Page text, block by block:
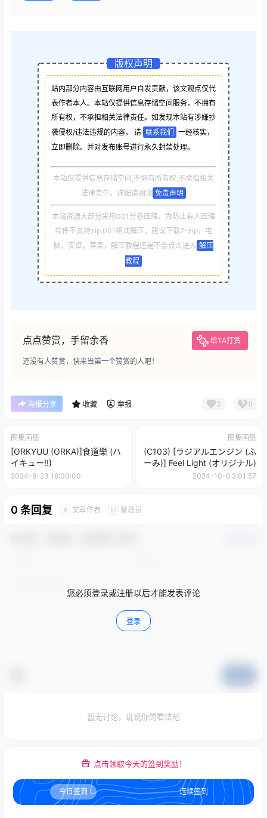
版权声明
站内部分内容由互联网用户自发贡献，该文观点仅代
表作者本人。本站仅提供信息存储空间服务，不拥有
所有权，不承担相关法律责任。如发现本站有涉嫌抄
袭侵权/违法违规的内容， 请 联系我们
一经核实，
立即删除。并对发布账号进行永久封禁处理。
本站仅提供信息存储空间,不拥有所有权,不承担相关
法律责任。详细请阅读 免责声明
本站资源大部分采用001分卷压缩，为防止有人压缩
软件不支持zip.001格式解压，建议下载7-zip，电
脑，安卓，苹果，解压教程还是不会点击进入 解压
教程
点点赞赏，手留余香 给TA打赏
还没有人赞赏，快来当第一个赞赏的人吧！
海报分享 收藏 举报 2 0
图集画册
[ORKYUU (ORKA)]食道樂 (ハ
イキュー!!)
2024-8-23 16:00:00
图集画册
(C103) [ラジアルエンジン (ふ
ーみ)] Feel Light (オリジナル)
2024-10-6 2:01:57
0 条回复 A 文章作者 M 管理员
您必须登录或注册以后才能发表评论
登录
暂无讨论，说说你的看法吧
点击领取今天的签到奖励！
今日签到 连续签到